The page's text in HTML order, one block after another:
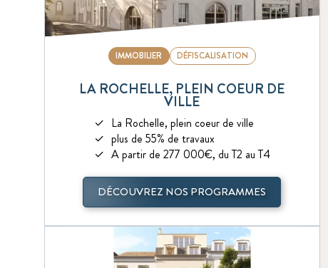
IMMOBILIER DÉFISCALISATION
LA ROCHELLE, PLEIN COEUR DE
VILLE
La Rochelle, plein coeur de ville
plus de 55% de travaux
A partir de 277 000€, du T2 au T4
DÉCOUVREZ NOS PROGRAMMES